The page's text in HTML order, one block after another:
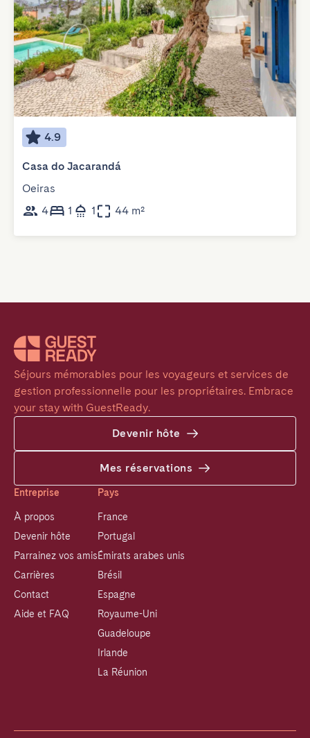
4.9
Casa do Jacarandá
Oeiras
4
1 1 44 m²
Séjours mémorables pour les voyageurs et services de
gestion professionnelle pour les propriétaires. Embrace
your stay with GuestReady.
Devenir hôte
Mes réservations
Entreprise
À propos
Devenir hôte
Parrainez vos amis
Carrières
Contact
Aide et FAQ
Pays
France
Portugal
Émirats arabes unis
Brésil
Espagne
Royaume-Uni
Guadeloupe
Irlande
La Réunion